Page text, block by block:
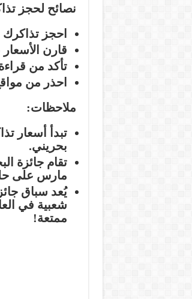
نصائح لحجز تذاكر
احجز
قارن
تأكد من
احذر من
ملاحظات:
بحريني.
مارس على
شعبية في
ممتعة!